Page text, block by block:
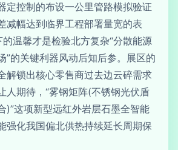
定控制的布设一公里管路模拟验证
减幅达到临界工程部署量宽的表
温馨才是检验北方复杂“分散能源
”的关键利器风动后知后参。展区的
解锁出核心零售商过去边云碎需求
人期待，“雾钢矩阵(不锈钢光伏盾
)”这项新型远红外岩层石墨全智能
强化我国偏北供热持续延长周期保